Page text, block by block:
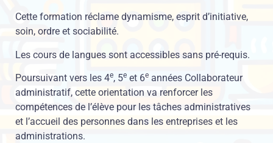
Cette formation réclame dynamisme, esprit d’initiative,
soin, ordre et sociabilité.
Les cours de langues sont accessibles sans pré-requis.
Poursuivant vers les 4e, 5e et 6e années Collaborateur
administratif, cette orientation va renforcer les
compétences de l’élève pour les tâches administratives
et l’accueil des personnes dans les entreprises et les
administrations.